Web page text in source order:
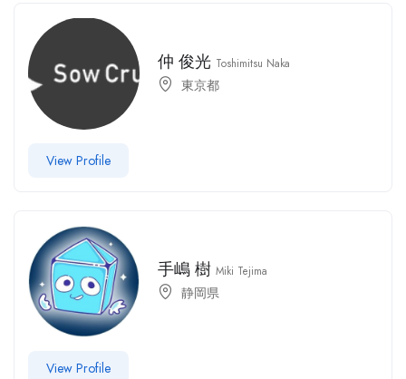
仲 俊光 Toshimitsu Naka
東京都
View Profile
手嶋 樹Miki Tejima
静岡県
View Profile